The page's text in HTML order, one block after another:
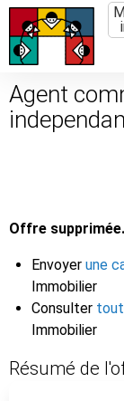
Agent
Offre
Envoyer une
Immobilier
Consulter
Immobilier
Résumé de